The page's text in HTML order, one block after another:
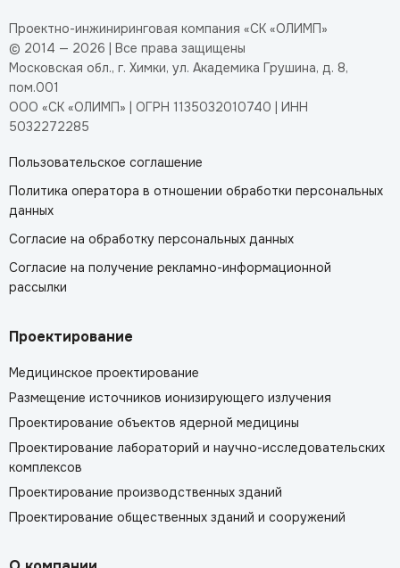
Проектно-инжиниринговая компания «СК «ОЛИМП»
© 2014 — 2026 | Все права защищены
Московская обл., г. Химки, ул. Академика Грушина, д. 8,
пом.001
ООО «СК «ОЛИМП» | ОГРН 1135032010740 | ИНН
5032272285
Пользовательское соглашение
Политика оператора в отношении обработки персональных
данных
Согласие на обработку персональных данных
Согласие на получение рекламно-информационной
рассылки
Проектирование
Медицинское проектирование
Размещение источников ионизирующего излучения
Проектирование объектов ядерной медицины
Проектирование лабораторий и научно-исследовательских
комплексов
Проектирование производственных зданий
Проектирование общественных зданий и сооружений